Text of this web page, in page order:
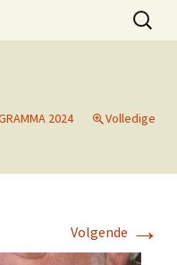
regio Ede
Zoeken
naar:
2024
Volledige
Volgende →